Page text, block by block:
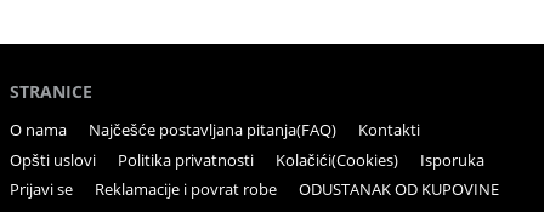
STRANICE
O nama Najčešće postavljana pitanja(FAQ)
Kontakti
Opšti uslovi
Politika privatnosti Kolačići(Cookies)
Isporuka
Prijavi se
Reklamacije i povrat robe ODUSTANAK OD KUPOVINE